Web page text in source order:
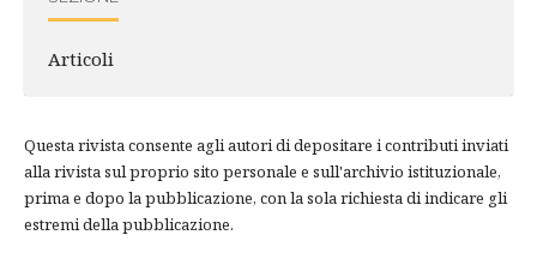
Articoli
Questa rivista consente agli autori di depositare i contributi inviati
alla rivista sul proprio sito personale e sull'archivio istituzionale,
prima e dopo la pubblicazione, con la sola richiesta di indicare gli
estremi della pubblicazione.